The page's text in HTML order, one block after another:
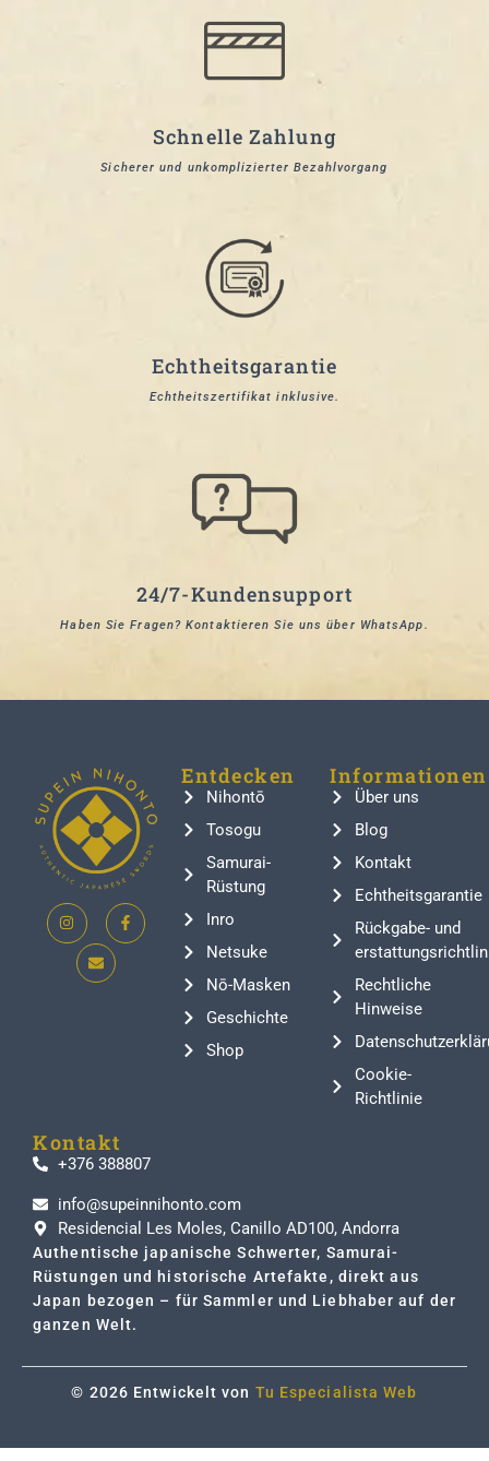
Schnelle Zahlung
Sicherer und unkomplizierter Bezahlvorgang
Echtheitsgarantie
Echtheitszertifikat inklusive.
24/7-Kundensupport
Haben Sie Fragen? Kontaktieren Sie uns über WhatsApp.
Entdecken
Nihontō
Tosogu
Samurai-
Rüstung
Inro
Netsuke
Nō-Masken
Geschichte
Shop
Informationen
Über uns
Blog
Kontakt
Echtheitsgarantie
Rückgabe- und
Rechtliche
Hinweise
Cookie-
Richtlinie
Kontakt
+376 388807
info@supeinnihonto.com
Residencial Les Moles, Canillo AD100, Andorra
Authentische japanische Schwerter, Samurai-
Rüstungen und historische Artefakte, direkt aus
Japan bezogen – für Sammler und Liebhaber auf der
ganzen Welt.
© 2026 Entwickelt von Tu Especialista Web